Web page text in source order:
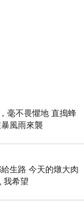
毫不畏懼地 直搗蜂
風雨來襲
生路 今天的燉大肉
我希望